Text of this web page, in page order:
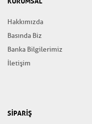
Hakkımızda
Basında Biz
Banka Bilgilerimiz
İletişim
SİPARİŞ